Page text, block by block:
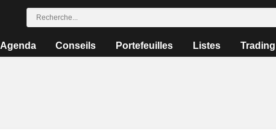
Agenda Conseils Portefeuilles Listes Trading